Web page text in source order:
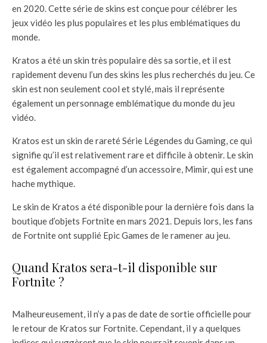
en 2020. Cette série de skins est conçue pour célébrer les
jeux vidéo les plus populaires et les plus emblématiques du
monde.
Kratos a été un skin très populaire dès sa sortie, et il est
rapidement devenu l’un des skins les plus recherchés du jeu. Ce
skin est non seulement cool et stylé, mais il représente
également un personnage emblématique du monde du jeu
vidéo.
Kratos est un skin de rareté Série Légendes du Gaming, ce qui
signifie qu’il est relativement rare et difficile à obtenir. Le skin
est également accompagné d’un accessoire, Mimir, qui est une
hache mythique.
Le skin de Kratos a été disponible pour la dernière fois dans la
boutique d’objets Fortnite en mars 2021. Depuis lors, les fans
de Fortnite ont supplié Epic Games de le ramener au jeu.
Quand Kratos sera-t-il disponible sur
Fortnite ?
Malheureusement, il n’y a pas de date de sortie officielle pour
le retour de Kratos sur Fortnite. Cependant, il y a quelques